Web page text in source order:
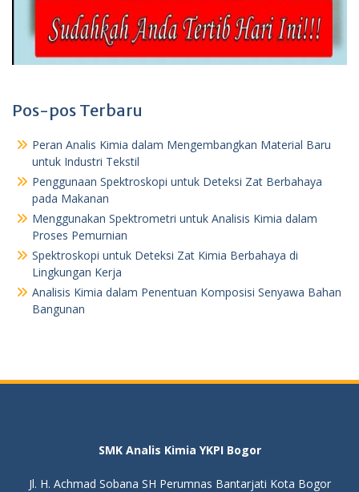
Pos-pos Terbaru
Peran Analis Kimia dalam Mengembangkan Material Baru
untuk Industri Tekstil
Penggunaan Spektroskopi untuk Deteksi Zat Berbahaya
pada Makanan
Menggunakan Spektrometri untuk Analisis Kimia dalam
Proses Pemurnian
Spektroskopi untuk Deteksi Zat Kimia Berbahaya di
Lingkungan Kerja
Analisis Kimia dalam Penentuan Komposisi Senyawa Bahan
Bangunan
SMK Analis Kimia YKPI Bogor
Jl. H. Achmad Sobana SH Perumnas Bantarjati Kota Bogor